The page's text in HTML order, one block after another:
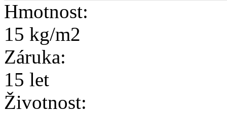
Hmotnost:
15 kg/m2
Záruka:
15 let
Životnost: